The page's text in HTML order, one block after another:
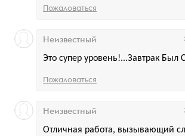
Пожаловаться
Это супер уровень!...Завтрак Был
Неизвестный
Пожаловаться
Отличная работа, вызывающий
Неизвестный